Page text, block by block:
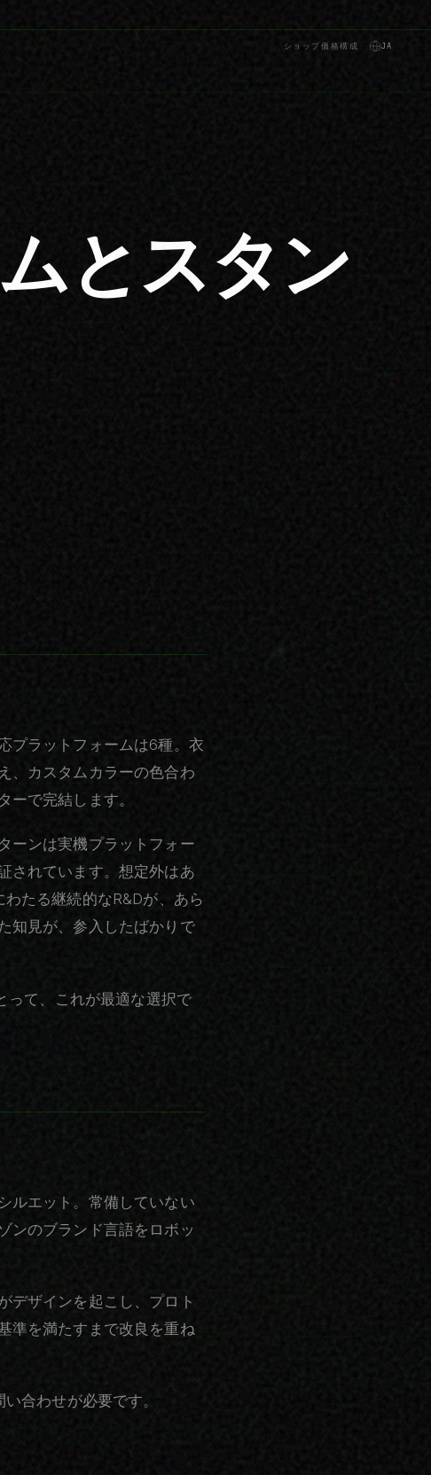
ショップ価格構成 JA
とスタン
プラットフォームは6種。衣
、カスタムカラーの色合わ
で完結します。
ーンは実機プラットフォー
されています。想定外はあ
たる継続的なR&Dが、あら
知見が、参入したばかりで
って、これが最適な選択で
ルエット。常備していない
ンのブランド言語をロボッ
デザインを起こし、プロト
準を満たすまで改良を重ね
合わせが必要です。